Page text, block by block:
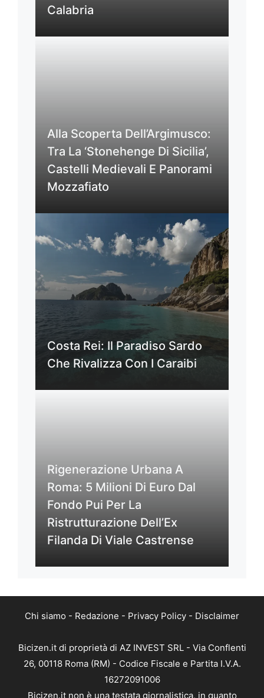
Calabria
Alla Scoperta Dell’Argimusco:
Tra La ‘Stonehenge Di Sicilia’,
Castelli Medievali E Panorami
Mozzafiato
Costa Rei: Il Paradiso Sardo
Che Rivalizza Con I Caraibi
Rigenerazione Urbana A
Roma: 5 Milioni Di Euro Dal
Fondo Pui Per La
Ristrutturazione Dell’Ex
Filanda Di Viale Castrense
Chi siamo - Redazione - Privacy Policy - Disclaimer
Bicizen.it di proprietà di AZ INVEST SRL - Via Conflenti
26, 00118 Roma (RM) - Codice Fiscale e Partita I.V.A.
16272091006
Bicizen.it non è una testata giornalistica, in quanto